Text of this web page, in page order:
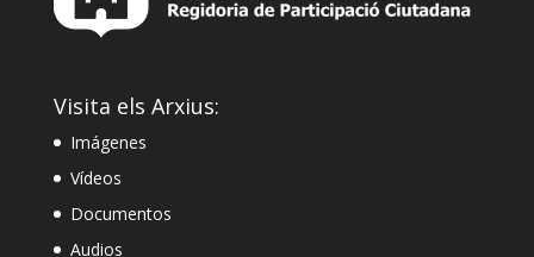
Visita els Arxius:
Imágenes
Vídeos
Documentos
Audios